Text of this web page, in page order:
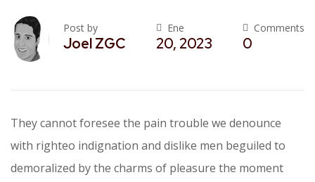
Post by
Joel ZGC
Ene
20, 2023
Comments
0
They cannot foresee the pain trouble we denounce
with righteo indignation and dislike men beguiled to
demoralized by the charms of pleasure the moment